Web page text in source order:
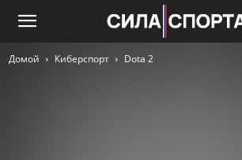
Домой Киберспорт Dota 2